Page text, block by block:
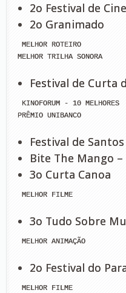
2o Festival de
2o Granimado
MELHOR ROTEIRO
MELHOR TRILHA SONORA
Festival de Curta
KINOFORUM - 10 MELHORES
PRÊMIO UNIBANCO
Festival de Santos
Bite The Mango –
3o Curta Canoa
MELHOR FILME
3o Tudo Sobre
MELHOR ANIMAÇÃO
2o Festival do
MELHOR FILME